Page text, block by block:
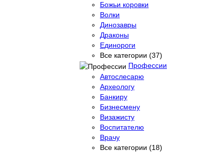
Божьи коровки
Волки
Динозавры
Драконы
Единороги
Все категории (37)
Профессии
Автослесарю
Археологу
Банкиру
Бизнесмену
Визажисту
Воспитателю
Врачу
Все категории (18)